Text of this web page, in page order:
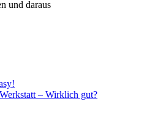
altem
und daraus
– Wirklich gut?